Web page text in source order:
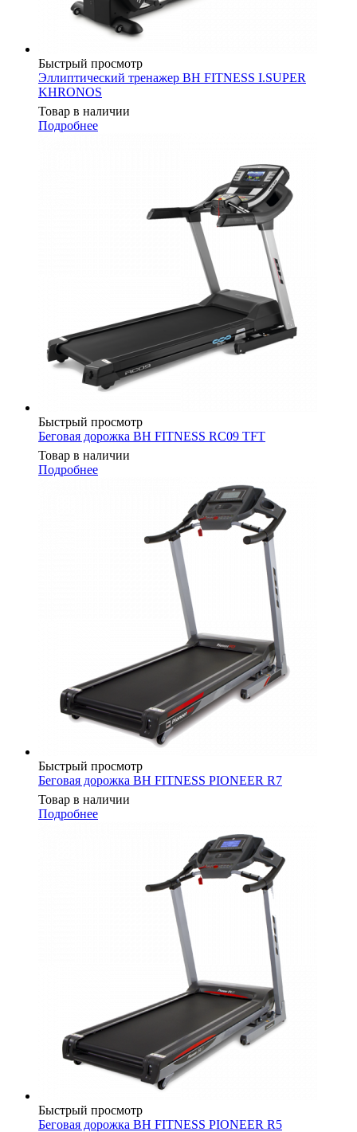
Быстрый просмотр
Эллиптический тренажер BH FITNESS I.SUPER
KHRONOS
Товар в наличии
Подробнее
Быстрый просмотр
Беговая дорожка BH FITNESS RC09 TFT
Товар в наличии
Подробнее
Быстрый просмотр
Беговая дорожка BH FITNESS PIONEER R7
Товар в наличии
Подробнее
Быстрый просмотр
Беговая дорожка BH FITNESS PIONEER R5